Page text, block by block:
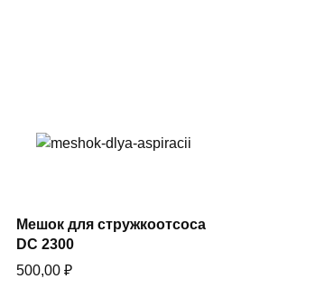
Мешок для стружкоотсоса
DC 2300
500,00 ₽